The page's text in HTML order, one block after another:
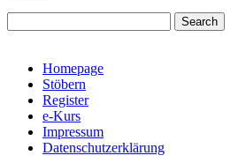
Search
Homepage
Stöbern
Register
e-Kurs
Impressum
Datenschutzerklärung